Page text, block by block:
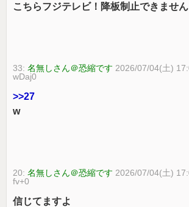
こちらフジテレビ！降板制止できません
33:名無しさん＠恐縮です 2026/07/04(土)
wDaj0
>>27
w
20:名無しさん＠恐縮です 2026/07/04(土)
fv+0
信じてますよ